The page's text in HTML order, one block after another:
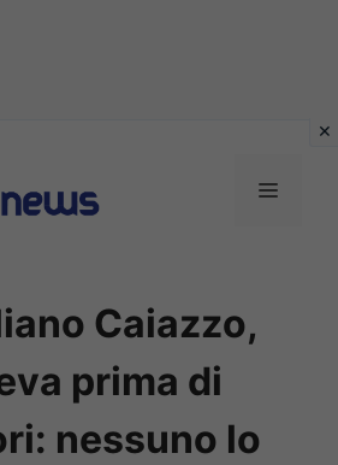
MENU
Caiazzo,
prima di
nessuno lo